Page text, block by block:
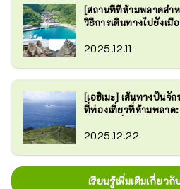
[สถานที่ที่ห้ามพลาดสำ
วิธีการเดินทางไปยังเมื
2025.12.11
[เอฮิเมะ] เส้นทางปั่นจั
ที่ท่องเที่ยวที่ห้ามพลาด
2025.12.22
เรียนรู้เพิ่มเติมเกี่ยว